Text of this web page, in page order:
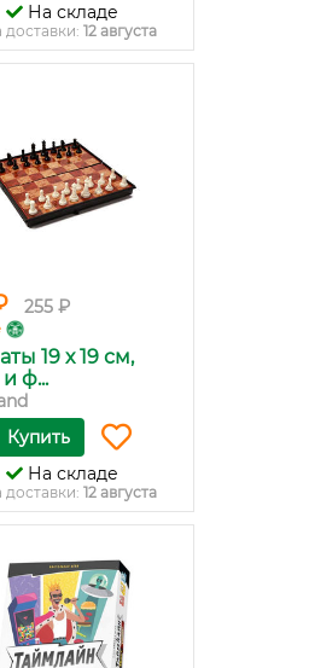
На складе
доставки: 12 августа
255 ₽
19 х 19 см,
ф...
Купить
На складе
доставки: 12 августа